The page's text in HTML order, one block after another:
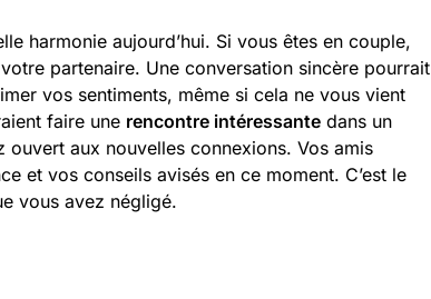
harmonie aujourd’hui. Si vous êtes en couple,
partenaire. Une conversation sincère pourrait
vos sentiments, même si cela ne vous vient
faire une rencontre intéressante dans un
aux nouvelles connexions. Vos amis
et vos conseils avisés en ce moment. C’est le
vous avez négligé.